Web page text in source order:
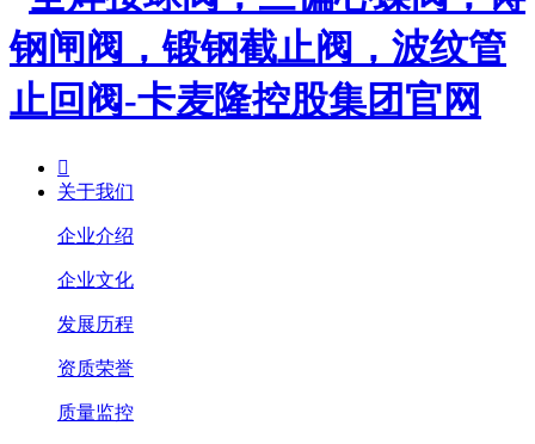

关于我们
企业介绍
企业文化
发展历程
资质荣誉
质量监控